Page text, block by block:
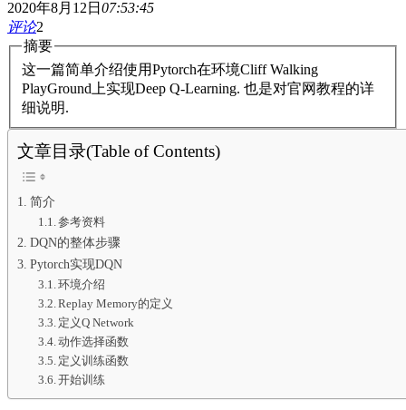
2020年8月12日 07:53:45
评论2
摘要
这一篇简单介绍使用Pytorch在环境Cliff Walking
PlayGround上实现Deep Q-Learning. 也是对官网教程的详
细说明.
文章目录(Table of Contents)
简介
参考资料
DQN的整体步骤
Pytorch实现DQN
环境介绍
Replay Memory的定义
定义Q Network
动作选择函数
定义训练函数
开始训练